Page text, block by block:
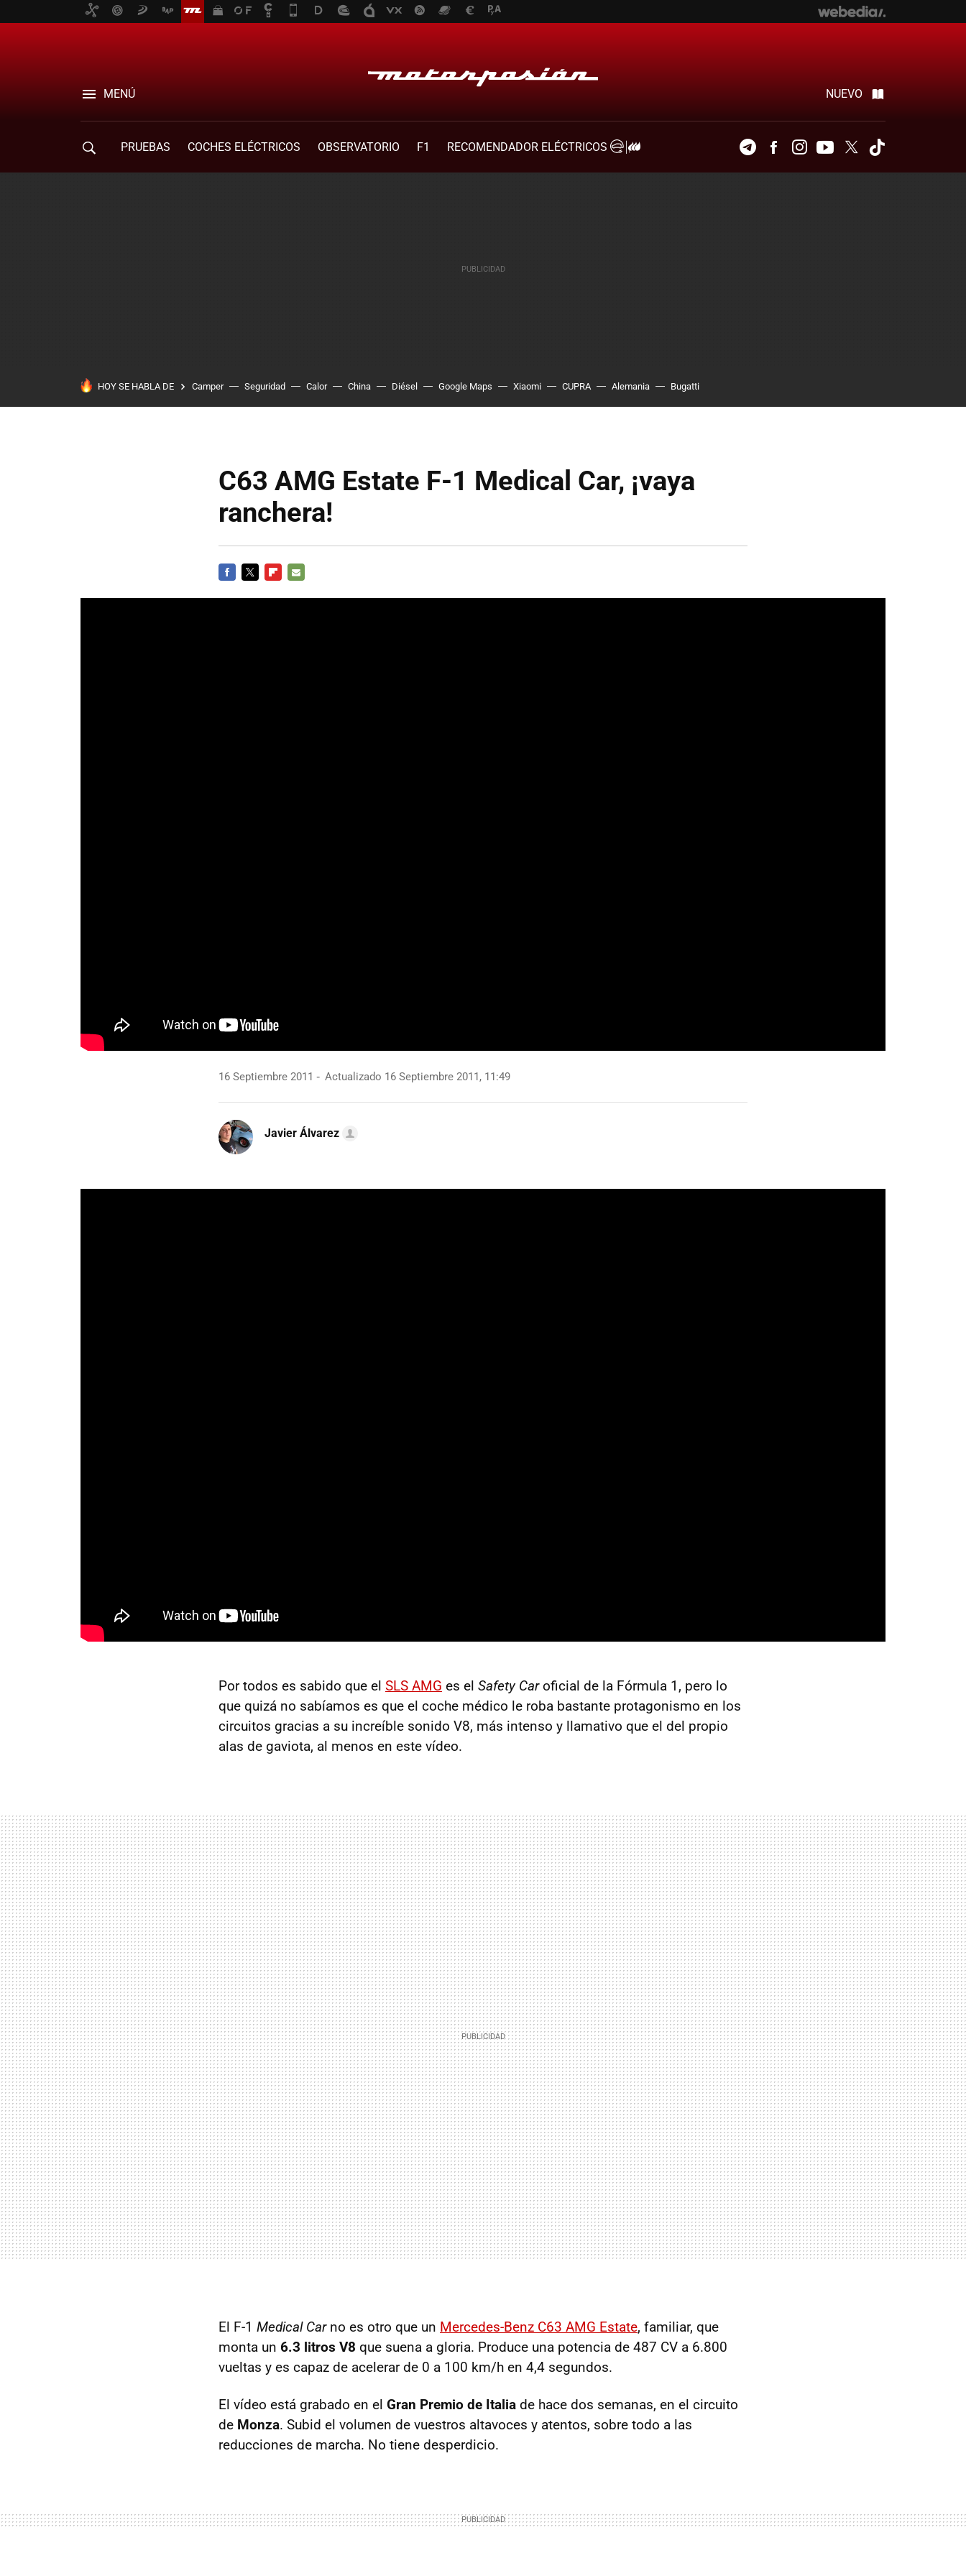
MENÚ NUEVO
PRUEBAS COCHES ELÉCTRICOS OBSERVATORIO F1
RECOMENDADOR ELÉCTRICOS
TelegramFacebookInstagramYoutubeTwitter
HOY SE HABLA DE Camper Seguridad Calor China Diésel Google Maps Xiaomi CUPRA Alemania Bugatti
C63 AMG Estate F-1 Medical Car, ¡vaya
ranchera!
16 Septiembre 2011 Actualizado 16 Septiembre 2011, 11:49
Javier Álvarez
Por todos es sabido que el SLS AMG es el Safety Caroficial de la Fórmula 1, pero lo
que quizá no sabíamos es que el coche médico le roba bastante protagonismo en los
circuitos gracias a su increíble sonido V8, más intenso y llamativo que el del propio
alas de gaviota, al menos en este vídeo.
El F-1 Medical Carno es otro que un Mercedes-Benz C63 AMG Estate, familiar, que
monta un 6.3 litros V8 que suena a gloria. Produce una potencia de 487 CV a 6.800
vueltas y es capaz de acelerar de 0 a 100 km/h en 4,4 segundos.
El vídeo está grabado en el Gran Premio de Italia de hace dos semanas, en el circuito
de Monza. Subid el volumen de vuestros altavoces y atentos, sobre todo a las
reducciones de marcha. No tiene desperdicio.